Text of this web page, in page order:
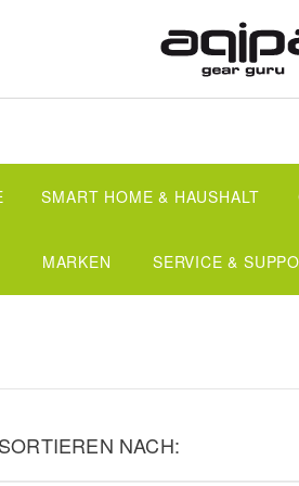
SMART HOME & HAUSHALT
MARKEN SERVICE &
SORTIEREN NACH: